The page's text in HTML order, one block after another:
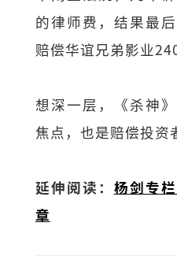
的律师费，结果最
赔偿华谊兄弟影业
想深一层，《杀神
焦点，也是赔偿投资
延伸阅读： 杨剑专
章